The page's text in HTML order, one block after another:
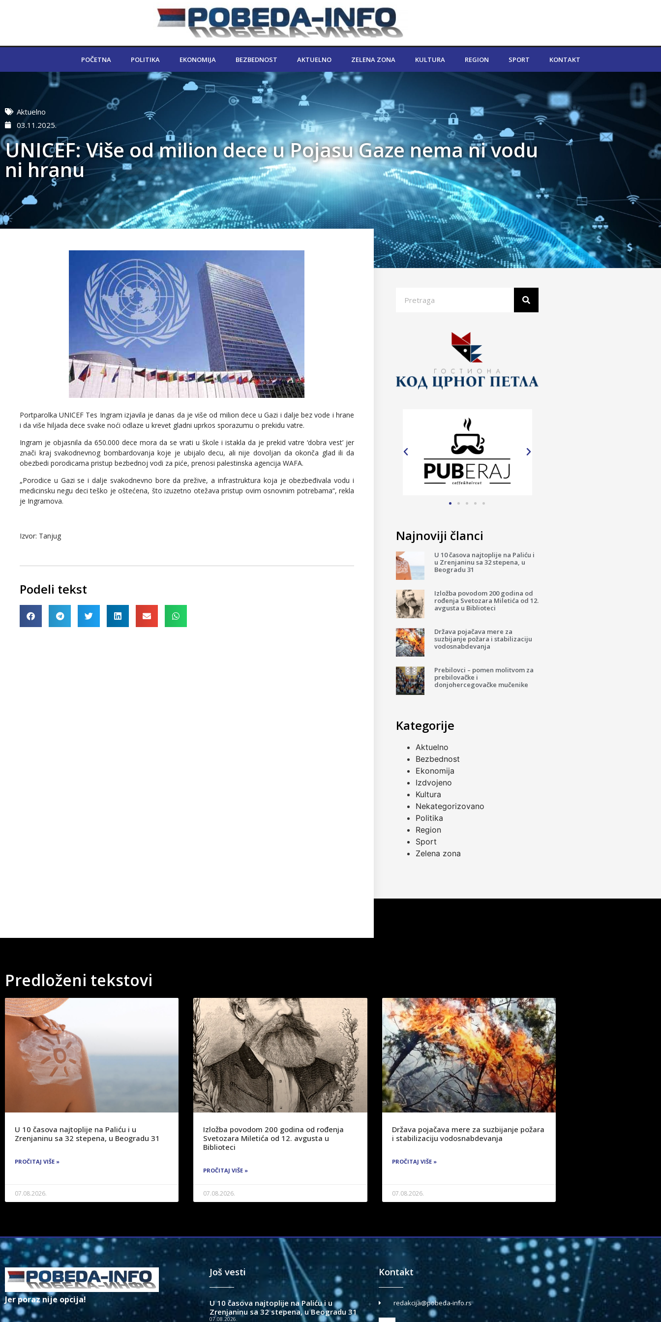
POČETNA POLITIKA EKONOMIJA BEZBEDNOST AKTUELNO ZELENA ZONA KULTURA REGION SPORT KONTAKT
Aktuelno
03.11.2025.
UNICEF: Više od milion dece u Pojasu Gaze nema ni vodu
ni hranu
Portparolka UNICEF Tes Ingram izjavila je danas da je više od milion dece u Gazi i dalje bez vode i hrane
i da više hiljada dece svake noći odlaze u krevet gladni uprkos sporazumu o prekidu vatre.
Ingram je objasnila da 650.000 dece mora da se vrati u škole i istakla da je prekid vatre ‘dobra vest’ jer
znači kraj svakodnevnog bombardovanja koje je ubijalo decu, ali nije dovoljan da okonča glad ili da
obezbedi porodicama pristup bezbednoj vodi za piće, prenosi palestinska agencija WAFA.
„Porodice u Gazi se i dalje svakodnevno bore da prežive, a infrastruktura koja je obezbeđivala vodu i
medicinsku negu deci teško je oštećena, što izuzetno otežava pristup ovim osnovnim potrebama“, rekla
je Ingramova.
Izvor: Tanjug
Podeli tekst
Najnoviji članci
U 10 časova najtoplije na Paliću i
u Zrenjaninu sa 32 stepena, u
Beogradu 31
Izložba povodom 200 godina od
rođenja Svetozara Miletića od 12.
avgusta u Biblioteci
Država pojačava mere za
suzbijanje požara i stabilizaciju
vodosnabdevanja
Prebilovci – pomen molitvom za
prebilovačke i
donjohercegovačke mučenike
Kategorije
Aktuelno
Bezbednost
Ekonomija
Izdvojeno
Kultura
Nekategorizovano
Politika
Region
Sport
Zelena zona
Predloženi tekstovi
U 10 časova najtoplije na Paliću i u
Zrenjaninu sa 32 stepena, u Beogradu 31
PROČITAJ VIŠE »
07.08.2026.
Izložba povodom 200 godina od rođenja
Svetozara Miletića od 12. avgusta u
Biblioteci
PROČITAJ VIŠE »
07.08.2026.
Država pojačava mere za suzbijanje požara
i stabilizaciju vodosnabdevanja
PROČITAJ VIŠE »
07.08.2026.
Jer poraz nije opcija!
Još vesti
U 10 časova najtoplije na Paliću i u
Zrenjaninu sa 32 stepena, u Beogradu 31
07.08.2026.
Kontakt
redakcija@pobeda-info.rs